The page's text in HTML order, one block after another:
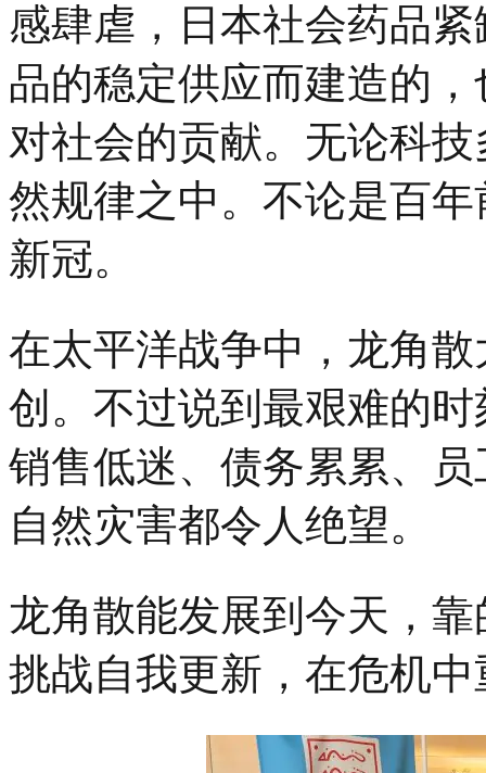
感肆虐，日本社会药品
品的稳定供应而建造的
对社会的贡献。无论科
然规律之中。不论是百
新冠。
在太平洋战争中，龙角
创。不过说到最艰难的
销售低迷、债务累累、
自然灾害都令人绝望。
龙角散能发展到今天，
挑战自我更新，在危机